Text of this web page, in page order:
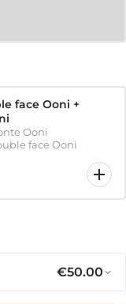
face Ooni +
Ooni
face Ooni
€50.00